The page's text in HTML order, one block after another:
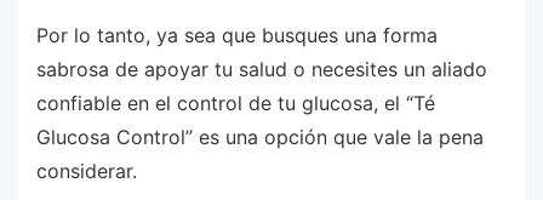
Por lo tanto, ya sea que busques una forma
sabrosa de apoyar tu salud o necesites un aliado
confiable en el control de tu glucosa, el “Té
Glucosa Control” es una opción que vale la pena
considerar.